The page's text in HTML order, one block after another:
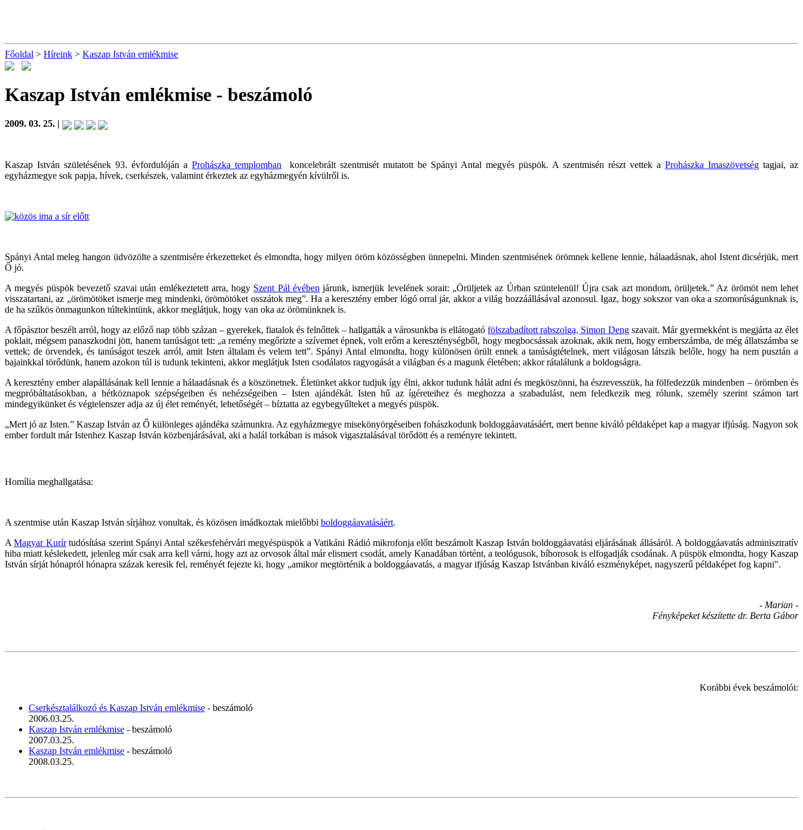
Főoldal > Híreink > Kaszap István emlékmise
Kaszap István emlékmise - beszámoló
2009. 03. 25. |
Kaszap István születésének 93. évfordulóján a Prohászka templomban koncelebrált szentmisét mutatott be Spányi Antal megyés püspök. A szentmisén részt vettek a Prohászka Imaszövetség tagjai, az
egyházmegye sok papja, hívek, cserkészek, valamint érkeztek az egyházmegyén kívülről is.
Spányi Antal meleg hangon üdvözölte a szentmisére érkezetteket és elmondta, hogy milyen öröm közösségben ünnepelni. Minden szentmisének örömnek kellene lennie, hálaadásnak, ahol Istent dicsérjük, mert
Ő jó.
A megyés püspök bevezető szavai után emlékeztetett arra, hogy Szent Pál évében járunk, ismerjük levelének sorait: „Örüljetek az Úrban szüntelenül! Újra csak azt mondom, örüljetek.” Az örömöt nem lehet
visszatartani, az „örömötöket ismerje meg mindenki, örömötöket osszátok meg”. Ha a keresztény ember lógó orral jár, akkor a világ hozzáállásával azonosul. Igaz, hogy sokszor van oka a szomorúságunknak is,
de ha szűkös önmagunkon túltekintünk, akkor meglátjuk, hogy van oka az örömünknek is.
A főpásztor beszélt arról, hogy az előző nap több százan – gyerekek, fiatalok és felnőttek – hallgatták a városunkba is ellátogatófölszabadított rabszolga, Simon Dengszavait. Már gyermekként is megjárta az élet
poklait, mégsem panaszkodni jött, hanem tanúságot tett: „a remény megőrizte a szívemet épnek, volt erőm a kereszténységből, hogy megbocsássak azoknak, akik nem, hogy emberszámba, de még állatszámba se
vettek; de örvendek, és tanúságot teszek arról, amit Isten általam és velem tett”. Spányi Antal elmondta, hogy különösen örült ennek a tanúságtételnek, mert világosan látszik belőle, hogy ha nem pusztán a
bajainkkal törődünk, hanem azokon túl is tudunk tekinteni, akkor meglátjuk Isten csodálatos ragyogását a világban és a magunk életében; akkor rátalálunk a boldogságra.
A keresztény ember alapállásának kell lennie a hálaadásnak és a köszönetnek. Életünket akkor tudjuk így élni, akkor tudunk hálát adni és megköszönni, ha észrevesszük, ha fölfedezzük mindenben – örömben és
megpróbáltatásokban, a hétköznapok szépségeiben és nehézségeiben – Isten ajándékát. Isten hű az ígéreteihez és meghozza a szabadulást, nem feledkezik meg rólunk, személy szerint számon tart
mindegyikünket és végtelenszer adja az új élet reményét, lehetőségét – bíztatta az egybegyűlteket a megyés püspök.
„Mert jó az Isten.” Kaszap István az Ő különleges ajándéka számunkra. Az egyházmegye misekönyörgéseiben fohászkodunk boldoggáavatásáért, mert benne kiváló példaképet kap a magyar ifjúság. Nagyon sok
ember fordult már Istenhez Kaszap István közbenjárásával, aki a halál torkában is mások vigasztalásával törődött és a reményre tekintett.
Homília meghallgatása:
A szentmise után Kaszap István sírjához vonultak, és közösen imádkoztak mielőbbi boldoggáavatásáért.
AMagyar Kurírtudósítása szerint Spányi Antal székesfehérvári megyéspüspök a Vatikáni Rádió mikrofonja előtt beszámolt Kaszap István boldoggáavatási eljárásának állásáról. A boldoggáavatás adminisztratív
hiba miatt késlekedett, jelenleg már csak arra kell várni, hogy azt az orvosok által már elismert csodát, amely Kanadában történt, a teológusok, bíborosok is elfogadják csodának. A püspök elmondta, hogy Kaszap
István sírját hónapról hónapra százak keresik fel, reményét fejezte ki, hogy „amikor megtörténik a boldoggáavatás, a magyar ifjúság Kaszap Istvánban kiváló eszményképet, nagyszerű példaképet fog kapni".
- Marian -
Fényképeket készítette dr. Berta Gábor
Korábbi évek beszámolói:
Cserkésztalálkozó és Kaszap István emlékmise - beszámoló
2006.03.25.
Kaszap István emlékmise - beszámoló
2007.03.25.
Kaszap István emlékmise - beszámoló
2008.03.25.